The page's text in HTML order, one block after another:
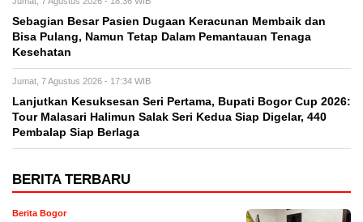
Sebagian Besar Pasien Dugaan Keracunan Membaik dan
Bisa Pulang, Namun Tetap Dalam Pemantauan Tenaga
Kesehatan
Jumat, 7 Agustus 2026 - 17:34 WIB
Lanjutkan Kesuksesan Seri Pertama, Bupati Bogor Cup 2026:
Tour Malasari Halimun Salak Seri Kedua Siap Digelar, 440
Pembalap Siap Berlaga
BERITA TERBARU
Berita Bogor